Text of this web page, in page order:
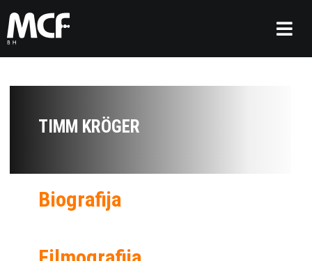
TIMM KRÖGER
Biografija